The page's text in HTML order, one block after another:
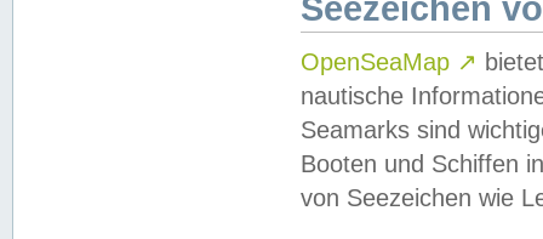
Seezeichen
OpenSeaMap ↗
nautische
Seamarks sind
Booten und Schiffen
von Seezeichen wie